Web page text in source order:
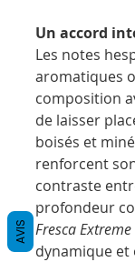
Un accord
Les notes
aromatiques
composition
de laisser
boisés et
renforcent
contraste
profondeur
Fresca Extreme
dynamique et
AVIS